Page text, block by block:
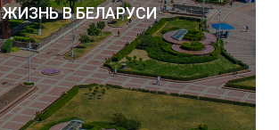
ЖИЗНЬ В БЕЛАРУСИ